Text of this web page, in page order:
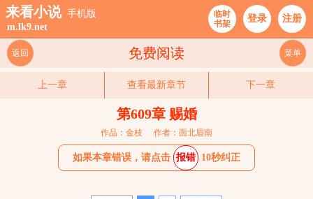
来看小说 手机版
m.lk9.net
临时
书架
登录 注册
免费阅读
返回 菜单
上一章 查看最新章节 下一章
第609章 赐婚
作品：金枝 作者：面北眉南
如果本章错误，请点击 报错 10秒纠正